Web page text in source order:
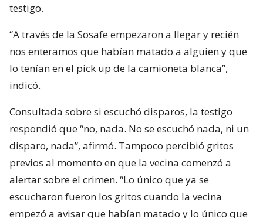
testigo.
“A través de la Sosafe empezaron a llegar y recién
nos enteramos que habían matado a alguien y que
lo tenían en el pick up de la camioneta blanca”,
indicó.
Consultada sobre si escuchó disparos, la testigo
respondió que “no, nada. No se escuchó nada, ni un
disparo, nada”, afirmó. Tampoco percibió gritos
previos al momento en que la vecina comenzó a
alertar sobre el crimen. “Lo único que ya se
escucharon fueron los gritos cuando la vecina
empezó a avisar que habían matado y lo único que